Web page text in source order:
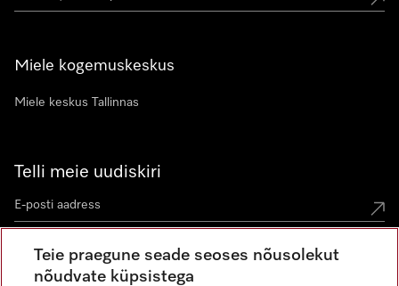
Miele kogemuskeskus
Miele keskus Tallinnas
Telli meie uudiskiri
Teie praegune seade seoses nõusolekut
nõudvate küpsistega